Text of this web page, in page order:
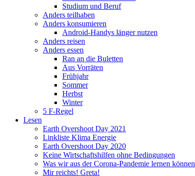
Studium und Beruf
Anders teilhaben
Anders konsumieren
Android-Handys länger nutzen
Anders reisen
Anders essen
Ran an die Buletten
Aus Vorräten
Frühjahr
Sommer
Herbst
Winter
5 F-Regel
Lesen
Earth Overshoot Day 2021
Linkliste Klima Energie
Earth Overshoot Day 2020
Keine Wirtschaftshilfen ohne Bedingungen
Was wir aus der Corona-Pandemie lernen können
Mir reichts! Greta!